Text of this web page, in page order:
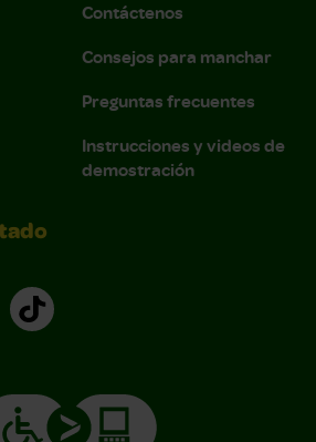
Contáctenos
Consejos para manchar
Preguntas frecuentes
Instrucciones y videos de
demostración
inglés)(en inglés)
TikTok